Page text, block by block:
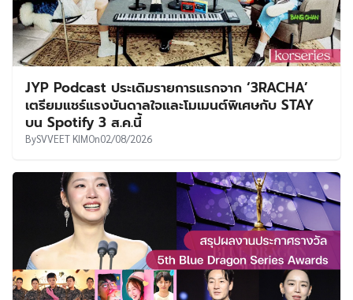
JYP Podcast ประเดิมรายการแรกจาก ‘3RACHA’
เตรียมแชร์แรงบันดาลใจและโมเมนต์พิเศษกับ STAY
บน Spotify 3 ส.ค.นี้
BySVVEET KIMOn02/08/2026